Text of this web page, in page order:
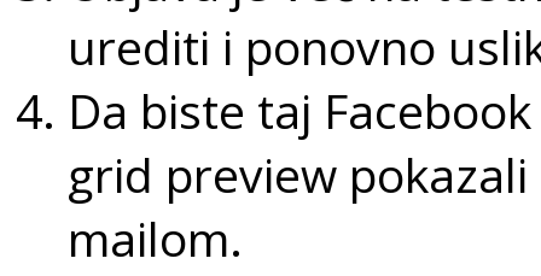
urediti i ponovno
Da biste taj
grid preview
mailom.